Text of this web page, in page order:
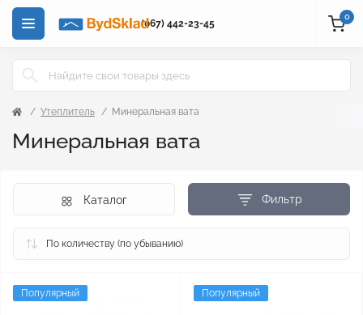
(067) 442-23-45
0
Утеплитель Минеральная вата
Минеральная вата
Фильтр
Каталог
Популярный Популярный